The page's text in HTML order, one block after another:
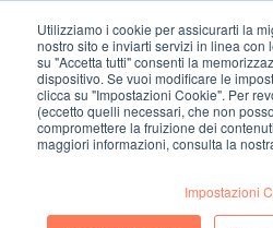
Utilizziamo i cookie per assicurarti la
nostro sito e inviarti servizi in linea con
su "Accetta tutti" consenti la
dispositivo. Se vuoi modificare le
clicca su "Impostazioni Cookie". Per
(eccetto quelli necessari, che non
compromettere la fruizione dei
maggiori informazioni, consulta la
Impostazioni